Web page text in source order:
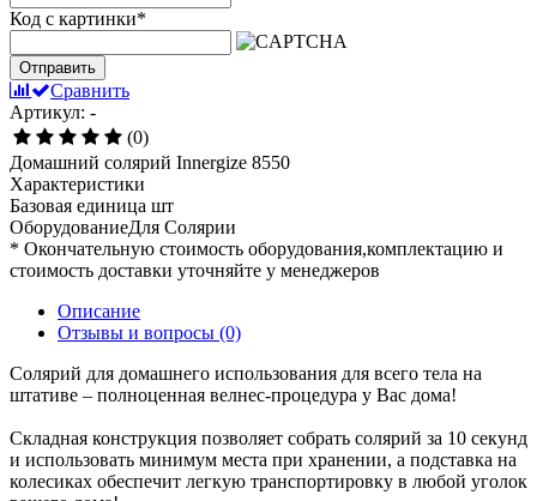
Код с картинки*
Отправить
Сравнить
Артикул: -
(0)
Домашний солярий Innergize 8550
Характеристики
Базовая единица шт
ОборудованиеДля Солярии
* Окончательную стоимость оборудования,комплектацию и
стоимость доставки уточняйте у менеджеров
Описание
Отзывы и вопросы (0)
Солярий для домашнего использования для всего тела на
штативе – полноценная велнес-процедура у Вас дома!
Складная конструкция позволяет собрать солярий за 10 секунд
и использовать минимум места при хранении, а подставка на
колесиках обеспечит легкую транспортировку в любой уголок